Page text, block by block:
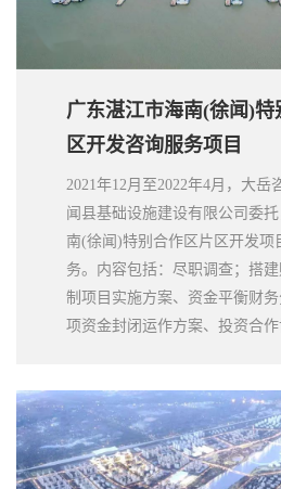
广东湛江市海南(徐闻)特
区开发咨询服务项目
2021年12月至2022年4月，大岳
闻县基础设施建设有限公司委
南(徐闻)特别合作区片区开发项
务。内容包括：尽职调查；搭
制项目实施方案、资金平衡财
项资金封闭运作方案、投资合
项汇报工作等。